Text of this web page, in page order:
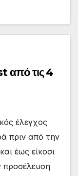
από τις 4
έλεγχος
πριν από την
έως είκοσι
προσέλευση